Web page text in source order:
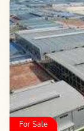
For Sale